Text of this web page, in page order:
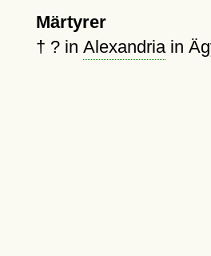
Märtyrer
† ?in Alexandriain